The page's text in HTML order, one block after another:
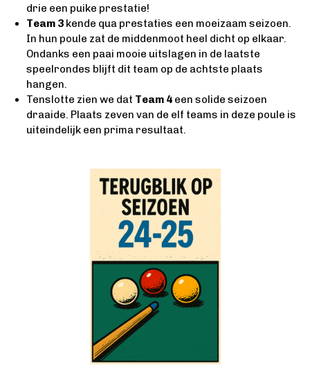
drie een puike prestatie!
Team 3kende qua prestaties een moeizaam seizoen.
In hun poule zat de middenmoot heel dicht op elkaar.
Ondanks een paai mooie uitslagen in de laatste
speelrondes blijft dit team op de achtste plaats
hangen.
Tenslotte zien we dat Team 4 een solide seizoen
draaide. Plaats zeven van de elf teams in deze poule is
uiteindelijk een prima resultaat.